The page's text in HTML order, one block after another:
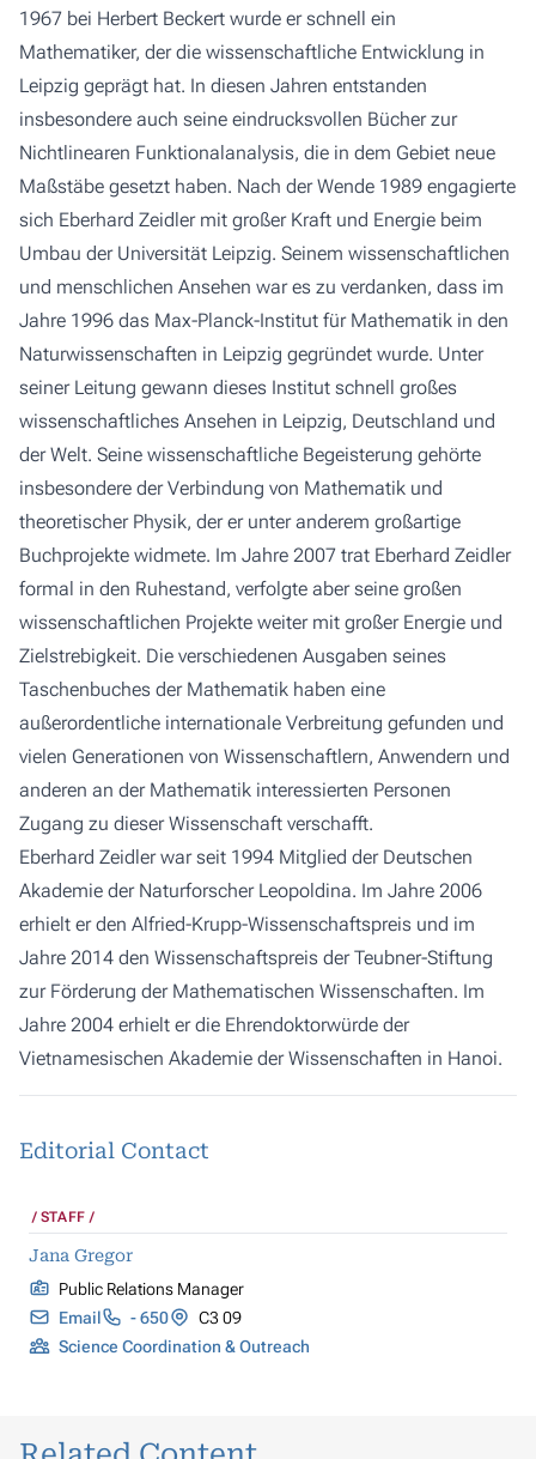
1967 bei Herbert Beckert wurde er schnell ein
Mathematiker, der die wissenschaftliche Entwicklung in
Leipzig geprägt hat. In diesen Jahren entstanden
insbesondere auch seine eindrucksvollen Bücher zur
Nichtlinearen Funktionalanalysis, die in dem Gebiet neue
Maßstäbe gesetzt haben. Nach der Wende 1989 engagierte
sich Eberhard Zeidler mit großer Kraft und Energie beim
Umbau der Universität Leipzig. Seinem wissenschaftlichen
und menschlichen Ansehen war es zu verdanken, dass im
Jahre 1996 das Max-Planck-Institut für Mathematik in den
Naturwissenschaften in Leipzig gegründet wurde. Unter
seiner Leitung gewann dieses Institut schnell großes
wissenschaftliches Ansehen in Leipzig, Deutschland und
der Welt. Seine wissenschaftliche Begeisterung gehörte
insbesondere der Verbindung von Mathematik und
theoretischer Physik, der er unter anderem großartige
Buchprojekte widmete. Im Jahre 2007 trat Eberhard Zeidler
formal in den Ruhestand, verfolgte aber seine großen
wissenschaftlichen Projekte weiter mit großer Energie und
Zielstrebigkeit. Die verschiedenen Ausgaben seines
Taschenbuches der Mathematik haben eine
außerordentliche internationale Verbreitung gefunden und
vielen Generationen von Wissenschaftlern, Anwendern und
anderen an der Mathematik interessierten Personen
Zugang zu dieser Wissenschaft verschafft.
Eberhard Zeidler war seit 1994 Mitglied der Deutschen
Akademie der Naturforscher Leopoldina. Im Jahre 2006
erhielt er den Alfried-Krupp-Wissenschaftspreis und im
Jahre 2014 den Wissenschaftspreis der Teubner-Stiftung
zur Förderung der Mathematischen Wissenschaften. Im
Jahre 2004 erhielt er die Ehrendoktorwürde der
Vietnamesischen Akademie der Wissenschaften in Hanoi.
Editorial Contact
STAFF
Jana Gregor
Public Relations Manager
Email
- 650
C3 09
Science Coordination & Outreach